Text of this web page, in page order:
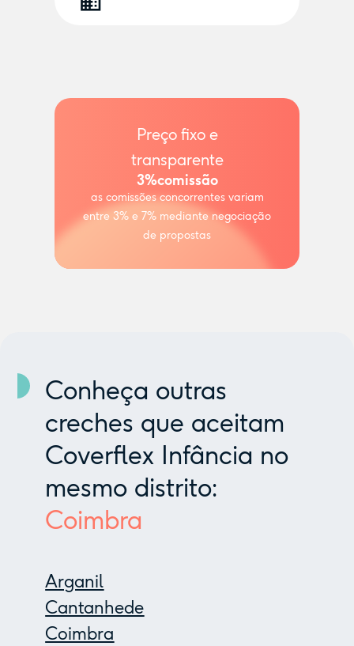
Preço fixo e
transparente
3%comissão
as comissões concorrentes variam
entre 3% e 7% mediante negociação
de propostas
Conheça outras
creches que aceitam
Coverflex Infância no
mesmo distrito:
Coimbra
Arganil
Cantanhede
Coimbra